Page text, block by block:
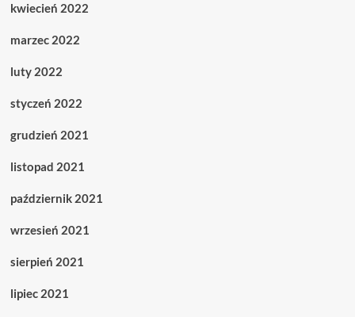
kwiecień 2022
marzec 2022
luty 2022
styczeń 2022
grudzień 2021
listopad 2021
październik 2021
wrzesień 2021
sierpień 2021
lipiec 2021